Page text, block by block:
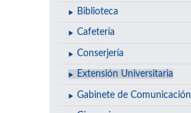
Biblioteca
Cafetería
Conserjería
Extensión Universitaria
Gabinete de Comunicación